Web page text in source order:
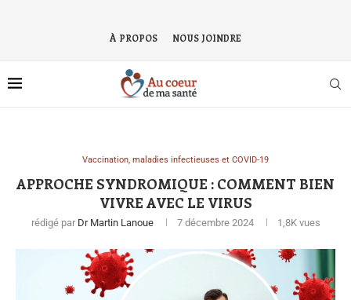
À PROPOS NOUS JOINDRE
Vaccination, maladies infectieuses et COVID-19
APPROCHE SYNDROMIQUE : COMMENT BIEN
VIVRE AVEC LE VIRUS
rédigé par Dr Martin Lanoue 7 décembre 2024 1,8Kvues